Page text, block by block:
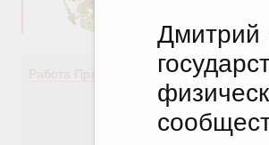
Дмитрий
Работа Правительства